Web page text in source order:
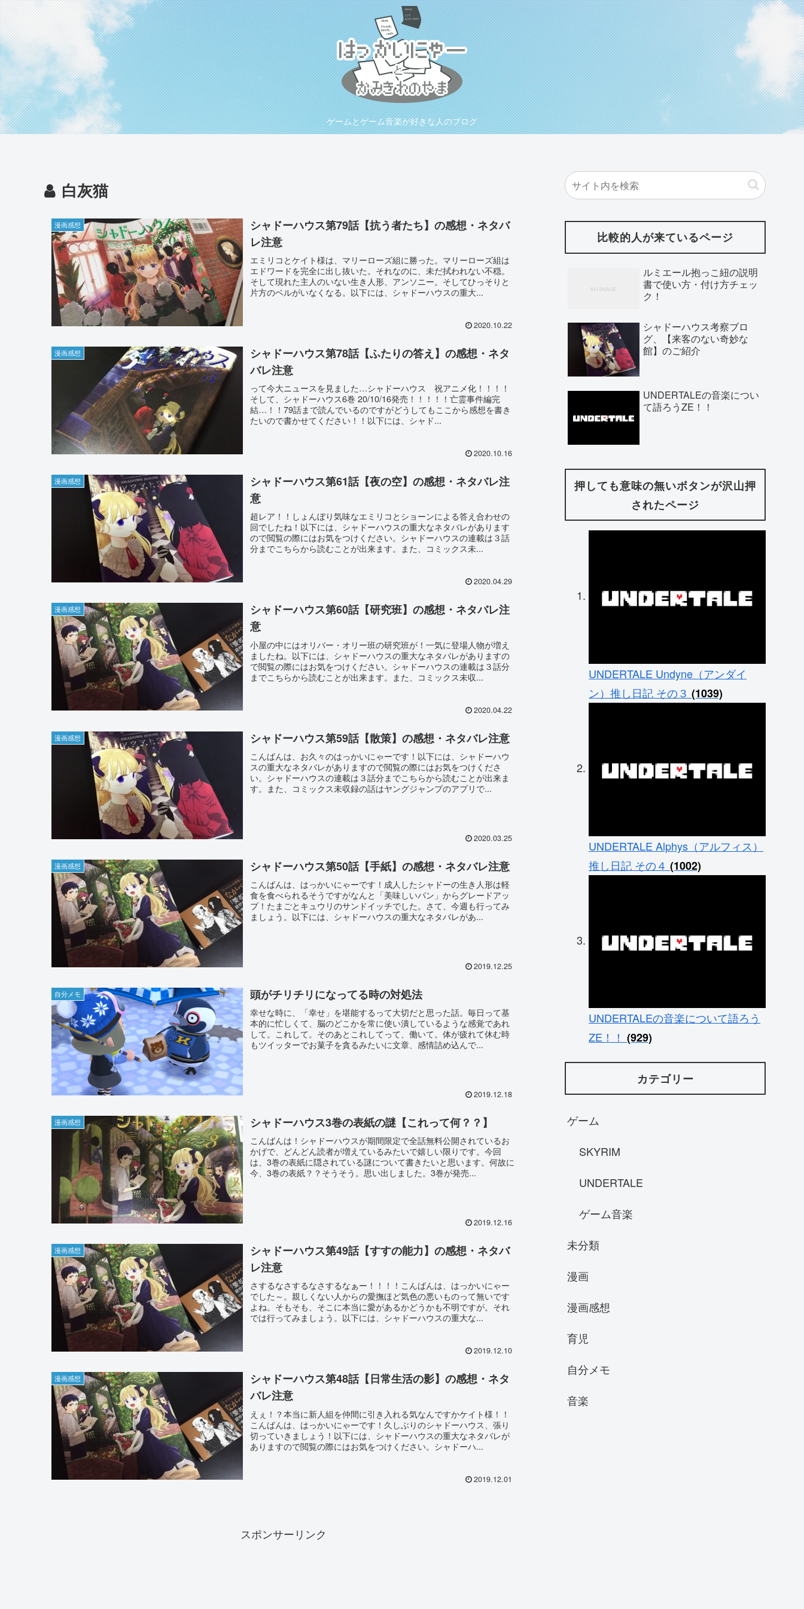
ゲームとゲーム音楽が好きな人のブログ
白灰猫
漫画感想
シャドーハウス第79話【抗う者たち】の感想・ネタバ
レ注意
エミリコとケイト様は、マリーローズ組に勝った。マリーローズ組は
エドワードを完全に出し抜いた。それなのに、未だ拭われない不穏。
そして現れた主人のいない生き人形、アンソニー。そしてひっそりと
片方のベルがいなくなる。以下には、シャドーハウスの重大...
2020.10.22
漫画感想
シャドーハウス第78話【ふたりの答え】の感想・ネタ
バレ注意
って今大ニュースを見ました…シャドーハウス 祝アニメ化！！！！
そして、シャドーハウス6巻 20/10/16発売！！！！！亡霊事件編完
結…！！79話まで読んでいるのですがどうしてもここから感想を書き
たいので書かせてください！！以下には、シャド...
2020.10.16
漫画感想
シャドーハウス第61話【夜の空】の感想・ネタバレ注
意
超レア！！しょんぼり気味なエミリコとショーンによる答え合わせの
回でしたね！以下には、シャドーハウスの重大なネタバレがあります
ので閲覧の際にはお気をつけください。シャドーハウスの連載は３話
分までこちらから読むことが出来ます。また、コミックス未...
2020.04.29
漫画感想
シャドーハウス第60話【研究班】の感想・ネタバレ注
意
小屋の中にはオリバー・オリー班の研究班が！一気に登場人物が増え
ましたね。以下には、シャドーハウスの重大なネタバレがありますの
で閲覧の際にはお気をつけください。シャドーハウスの連載は３話分
までこちらから読むことが出来ます。また、コミックス未収...
2020.04.22
漫画感想 シャドーハウス第59話【散策】の感想・ネタバレ注意
こんばんは、お久々のはっかいにゃーです！以下には、シャドーハウ
スの重大なネタバレがありますので閲覧の際にはお気をつけくださ
い。シャドーハウスの連載は３話分までこちらから読むことが出来ま
す。また、コミックス未収録の話はヤングジャンプのアプリで...
2020.03.25
漫画感想 シャドーハウス第50話【手紙】の感想・ネタバレ注意
こんばんは、はっかいにゃーです！成人したシャドーの生き人形は軽
食を食べられるそうですがなんと「美味しいパン」からグレードアッ
プ！たまごとキュウリのサンドイッチでした。さて、今週も行ってみ
ましょう。以下には、シャドーハウスの重大なネタバレがあ...
2019.12.25
自分メモ 頭がチリチリになってる時の対処法
幸せな時に、「幸せ」を堪能するって大切だと思った話。毎日って基
本的に忙しくて、脳のどこかを常に使い潰しているような感覚であれ
して。これして。そのあとこれしてって、働いて。体が疲れて休む時
もツイッターでお菓子を貪るみたいに文章、感情詰め込んで...
2019.12.18
漫画感想 シャドーハウス3巻の表紙の謎【これって何？？】
こんばんは！シャドーハウスが期間限定で全話無料公開されているお
かげで、どんどん読者が増えているみたいで嬉しい限りです。今回
は、3巻の表紙に隠されている謎について書きたいと思います。何故に
今、3巻の表紙？？そうそう。思い出しました。3巻が発売...
2019.12.16
漫画感想
シャドーハウス第49話【すすの能力】の感想・ネタバ
レ注意
さするなさするなさするなぁー！！！！こんばんは、はっかいにゃー
でした～。親しくない人からの愛撫ほど気色の悪いものって無いです
よね。そもそも、そこに本当に愛があるかどうかも不明ですが。それ
では行ってみましょう。以下には、シャドーハウスの重大な...
2019.12.10
漫画感想
シャドーハウス第48話【日常生活の影】の感想・ネタ
バレ注意
えぇ！？本当に新人組を仲間に引き入れる気なんですかケイト様！！
こんばんは、はっかいにゃーです！久しぶりのシャドーハウス、張り
切っていきましょう！以下には、シャドーハウスの重大なネタバレが
ありますので閲覧の際にはお気をつけください。シャドーハ...
2019.12.01
スポンサーリンク
比較的人が来ているページ
ルミエール抱っこ紐の説明
書で使い方・付け方チェッ
ク！
シャドーハウス考察ブロ
グ、【来客のない奇妙な
館】のご紹介
UNDERTALEの音楽につい
て語ろうZE！！
押しても意味の無いボタンが沢山押
されたページ
UNDERTALE Undyne（アンダイ
ン）推し日記 その３ (1039)
UNDERTALE Alphys（アルフィス）
推し日記 その４ (1002)
UNDERTALEの音楽について語ろう
ZE！！ (929)
カテゴリー
ゲーム
SKYRIM
UNDERTALE
ゲーム音楽
未分類
漫画
漫画感想
育児
自分メモ
音楽